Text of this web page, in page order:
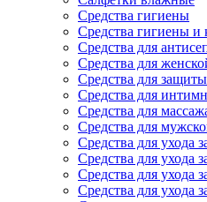
Средства гигиены
Средства гигиены и
Средства для
Средства для
Средства для
Средства для
Средства для
Средства для
Средства для ухода
Средства для ухода
Средства для ухода
Средства для ухода